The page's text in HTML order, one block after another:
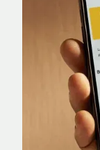
Nomad
Sala VIP